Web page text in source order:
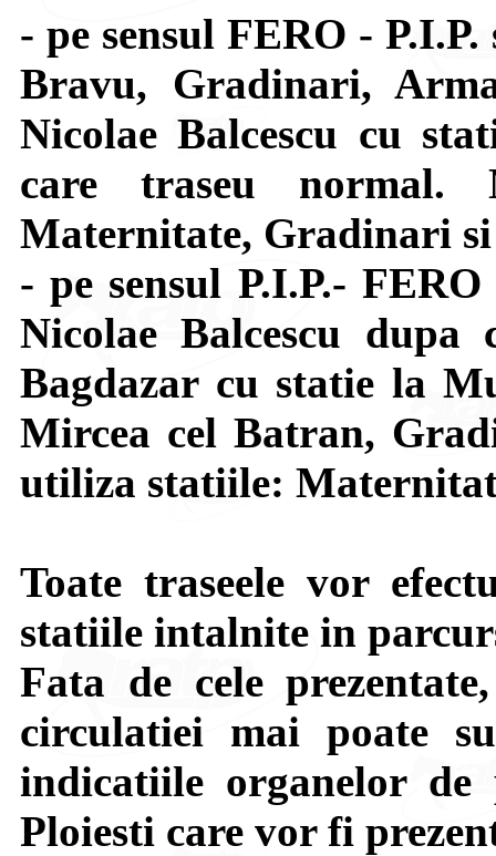
- pe sensul FERO -
Bravu, Gradinari,
Nicolae Balcescu cu
care traseu
Maternitate, Gradinari
- pe sensul P.I.P.-
Nicolae Balcescu
Bagdazar cu statie la
Mircea cel Batran,
utiliza statiile:
Toate traseele vor
statiile intalnite in
Fata de cele
circulatiei mai poate
indicatiile organelor
Ploiesti care vor fi